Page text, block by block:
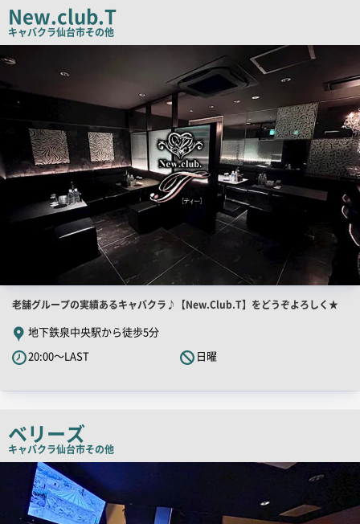
コ
ピ
ー
New.club.T
キャバクラ仙台市その他
店
舗
画
店
舗
PR
キ
コ
ピ
老舗グループの実績あるキャバクラ♪【New.Club.T】をどうぞよろしく★
地下鉄泉中央駅から徒歩5分
20:00～LAST
日曜
ベリーズ
キャバクラ仙台市その他
店